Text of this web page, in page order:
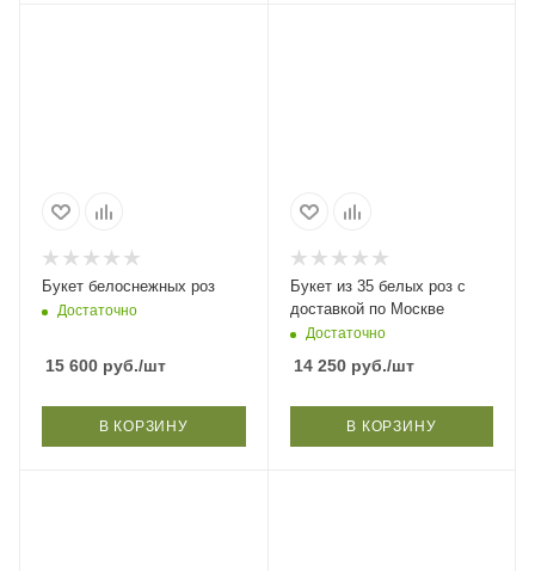
Букет белоснежных роз
Достаточно
15 600 руб./шт
В КОРЗИНУ
Букет из 35 белых роз с
доставкой по Москве
Достаточно
14 250руб./шт
В КОРЗИНУ